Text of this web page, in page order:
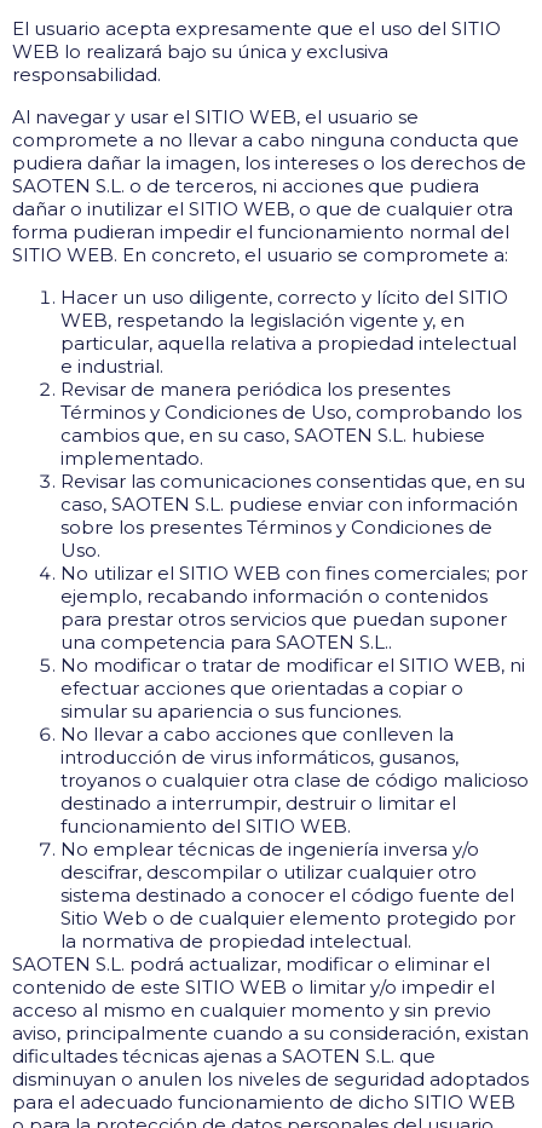
El usuario acepta expresamente que el uso del SITIO
WEB lo realizará bajo su única y exclusiva
responsabilidad.
Al navegar y usar el SITIO WEB, el usuario se
compromete a no llevar a cabo ninguna conducta que
pudiera dañar la imagen, los intereses o los derechos de
SAOTEN S.L. o de terceros, ni acciones que pudiera
dañar o inutilizar el SITIO WEB, o que de cualquier otra
forma pudieran impedir el funcionamiento normal del
SITIO WEB. En concreto, el usuario se compromete a:
Hacer un uso diligente, correcto y lícito del SITIO
WEB, respetando la legislación vigente y, en
particular, aquella relativa a propiedad intelectual
e industrial.
Revisar de manera periódica los presentes
Términos y Condiciones de Uso, comprobando los
cambios que, en su caso, SAOTEN S.L. hubiese
implementado.
Revisar las comunicaciones consentidas que, en su
caso, SAOTEN S.L. pudiese enviar con información
sobre los presentes Términos y Condiciones de
Uso.
No utilizar el SITIO WEB con fines comerciales; por
ejemplo, recabando información o contenidos
para prestar otros servicios que puedan suponer
una competencia para SAOTEN S.L..
No modificar o tratar de modificar el SITIO WEB, ni
efectuar acciones que orientadas a copiar o
simular su apariencia o sus funciones.
No llevar a cabo acciones que conlleven la
introducción de virus informáticos, gusanos,
troyanos o cualquier otra clase de código malicioso
destinado a interrumpir, destruir o limitar el
funcionamiento del SITIO WEB.
No emplear técnicas de ingeniería inversa y/o
descifrar, descompilar o utilizar cualquier otro
sistema destinado a conocer el código fuente del
Sitio Web o de cualquier elemento protegido por
la normativa de propiedad intelectual.
SAOTEN S.L. podrá actualizar, modificar o eliminar el
contenido de este SITIO WEB o limitar y/o impedir el
acceso al mismo en cualquier momento y sin previo
aviso, principalmente cuando a su consideración, existan
dificultades técnicas ajenas a SAOTEN S.L. que
disminuyan o anulen los niveles de seguridad adoptados
para el adecuado funcionamiento de dicho SITIO WEB